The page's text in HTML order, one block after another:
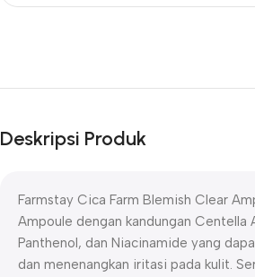
Deskripsi Produk
Farmstay Cica Farm Blemish Clear
Ampoule dengan kandungan Centella
Panthenol, dan Niacinamide yang
dan menenangkan iritasi pada kulit.